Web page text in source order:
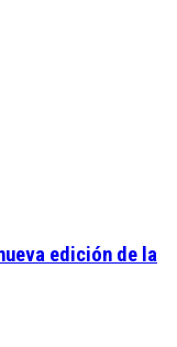
edición de la